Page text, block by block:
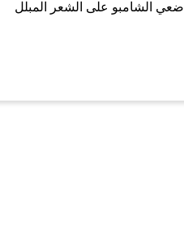
ضعي الشامبو على الشعر المبلل